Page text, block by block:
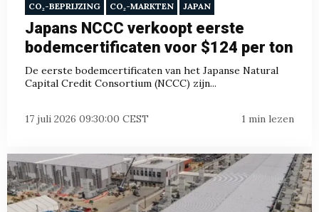
CO₂-BEPRIJZING CO₂-MARKTEN JAPAN
Japans NCCC verkoopt eerste
bodemcertificaten voor $124 per ton
De eerste bodemcertificaten van het Japanse Natural
Capital Credit Consortium (NCCC) zijn...
17 juli 2026 09:30:00 CEST 1 min lezen